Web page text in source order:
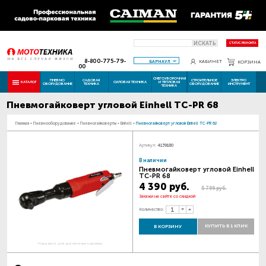
ИСКАТЬ СТАТУС РЕМОНТА
8-800-775-79-
00
БАРНАУЛ КАБИНЕТ КОРЗИНА
КАТАЛОГ ПНЕВМО
ОБОРУДОВАНИЕ
САДОВАЯ
ТЕХНИКА СИЛОВАЯ ТЕХНИКА
СНЕГОУБОРОЧНАЯ
И ТЕПЛОВАЯ
ТЕХНИКА
СТРОИТЕЛЬНОЕ
ОБОРУДОВАНИЕ
ЭЛЕКТРО
ИНСТРУМЕНТ
Пневмогайковерт угловой Einhell TC-PR 68
Главная - Пневмооборудование - Пневмогайковерты - Einhell - Пневмогайковерт угловой Einhell TC-PR 68
Наведите для увеличения картинки
Артикул: 4139180
В наличии
Пневмогайковерт угловой Einhell
TC-PR 68
4 390 руб. 5 799 руб.
Закажи на сайте со скидкой
Количество:
В КОРЗИНУ КУПИТЬ В 1 КЛИК